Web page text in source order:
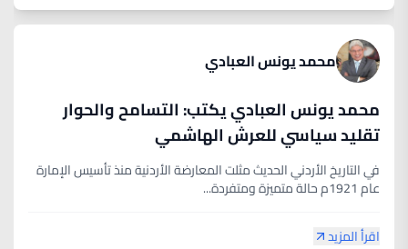
محمد يونس العبادي
محمد يونس العبادي يكتب: التسامح والحوار
تقليد سياسي للعرش الهاشمي
في التاريخ الأردني الحديث مثلت المعارضة الأردنية منذ تأسيس الإمارة
عام 1921م حالة متميزة ومتفردة...
اقرأ المزيد